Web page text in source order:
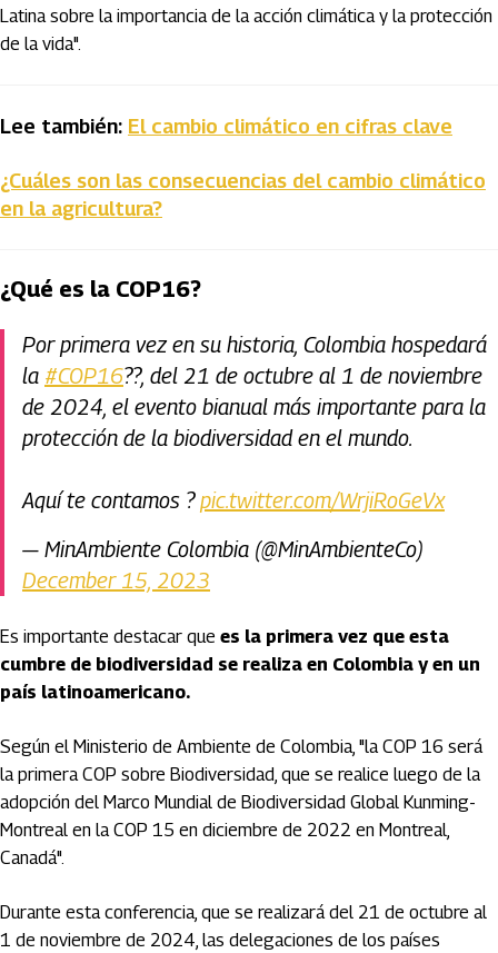
Latina sobre la importancia de la acción climática y la protección
de la vida".
Lee también: El cambio climático en cifras clave
¿Cuáles son las consecuencias del cambio climático
en la agricultura?
¿Qué es la COP16?
Por primera vez en su historia, Colombia hospedará
la #COP16??, del 21 de octubre al 1 de noviembre
de 2024, el evento bianual más importante para la
protección de la biodiversidad en el mundo.
Aquí te contamos ?pic.twitter.com/WrjiRoGeVx
— MinAmbiente Colombia (@MinAmbienteCo)
December 15, 2023
Es importante destacar que es la primera vez que esta
cumbre de biodiversidad se realiza en Colombia y en un
país latinoamericano.
Según el Ministerio de Ambiente de Colombia, "la COP 16 será
la primera COP sobre Biodiversidad, que se realice luego de la
adopción del Marco Mundial de Biodiversidad Global Kunming-
Montreal en la COP 15 en diciembre de 2022 en Montreal,
Canadá".
Durante esta conferencia, que se realizará del 21 de octubre al
1 de noviembre de 2024, las delegaciones de los países